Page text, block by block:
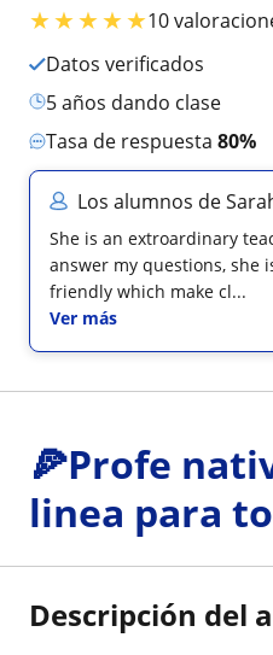
★★★★★10
Datos verificados
5 años dando clase
Tasa de respuesta 80%
Los alumnos de
She is an extroardinary
answer my questions, she
friendly which make cl...
Ver más
🍕Profe
linea para
Descripción del